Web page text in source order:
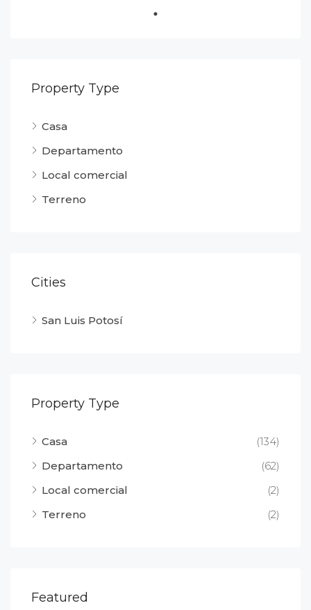
Property Type
Casa
Departamento
Local comercial
Terreno
Cities
San Luis Potosí
Property Type
Casa
(134)
Departamento
(62)
Local comercial
(2)
Terreno
(2)
Featured